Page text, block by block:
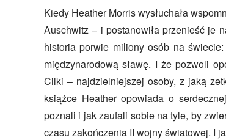
Kiedy Heather Morris wysłuchała
Auschwitz – i postanowiła przenieść je
historia porwie miliony osób na
międzynarodową sławę. I że pozwoli
Cilki – najdzielniejszej osoby, z jaką
książce Heather opowiada o
poznali i jak zaufali sobie na tyle, by
czasu zakończenia II wojny światowej. I